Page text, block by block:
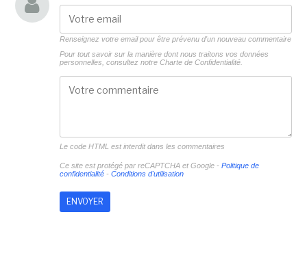
Renseignez votre email pour être prévenu d'un nouveau commentaire
Pour tout savoir sur la manière dont nous traitons vos données
personnelles, consultez notre Charte de Confidentialité.
Le code HTML est interdit dans les commentaires
Ce site est protégé par reCAPTCHA et Google - Politique de
confidentialité- Conditions d'utilisation